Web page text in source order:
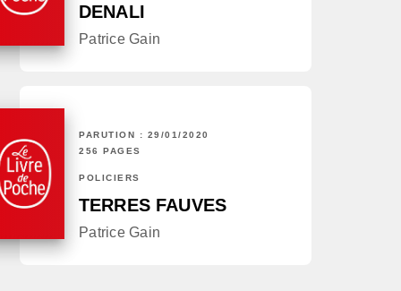
DENALI
Patrice Gain
PARUTION : 29/01/2020
256 PAGES
POLICIERS
TERRES FAUVES
Patrice Gain